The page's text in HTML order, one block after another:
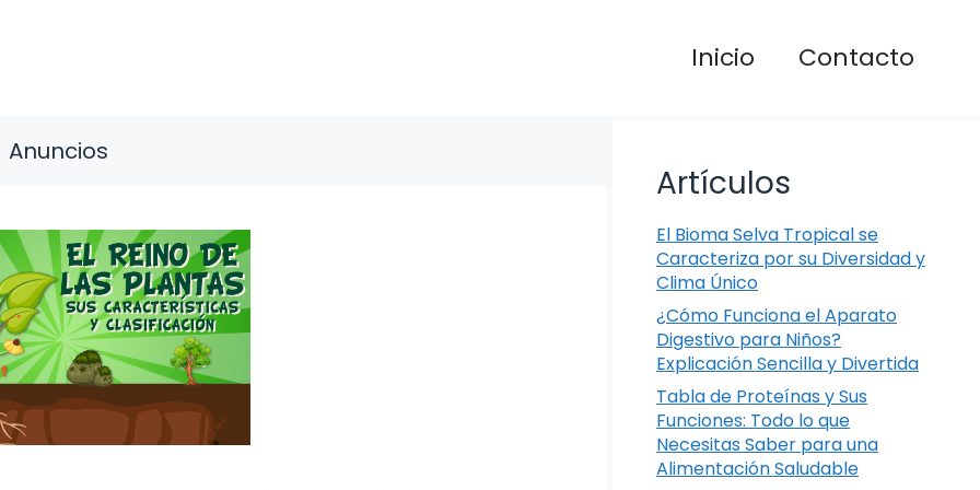
Inicio Contacto
Anuncios
Artículos
El Bioma Selva Tropical se
Caracteriza por su Diversidad y
Clima Único
¿Cómo Funciona el Aparato
Digestivo para Niños?
Explicación Sencilla y Divertida
Tabla de Proteínas y Sus
Funciones: Todo lo que
Necesitas Saber para una
Alimentación Saludable